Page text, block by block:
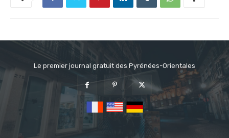
Le premier journal gratuit des Pyrénées-Orientales